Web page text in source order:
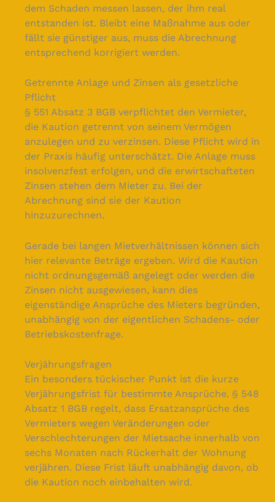
dem Schaden messen lassen, der ihm real
entstanden ist. Bleibt eine Maßnahme aus oder
fällt sie günstiger aus, muss die Abrechnung
entsprechend korrigiert werden.
Getrennte Anlage und Zinsen als gesetzliche
Pflicht
§ 551 Absatz 3 BGB verpflichtet den Vermieter,
die Kaution getrennt von seinem Vermögen
anzulegen und zu verzinsen. Diese Pflicht wird in
der Praxis häufig unterschätzt. Die Anlage muss
insolvenzfest erfolgen, und die erwirtschafteten
Zinsen stehen dem Mieter zu. Bei der
Abrechnung sind sie der Kaution
hinzuzurechnen.
Gerade bei langen Mietverhältnissen können sich
hier relevante Beträge ergeben. Wird die Kaution
nicht ordnungsgemäß angelegt oder werden die
Zinsen nicht ausgewiesen, kann dies
eigenständige Ansprüche des Mieters begründen,
unabhängig von der eigentlichen Schadens- oder
Betriebskostenfrage.
Verjährungsfragen
Ein besonders tückischer Punkt ist die kurze
Verjährungsfrist für bestimmte Ansprüche. § 548
Absatz 1 BGB regelt, dass Ersatzansprüche des
Vermieters wegen Veränderungen oder
Verschlechterungen der Mietsache innerhalb von
sechs Monaten nach Rückerhalt der Wohnung
verjähren. Diese Frist läuft unabhängig davon, ob
die Kaution noch einbehalten wird.